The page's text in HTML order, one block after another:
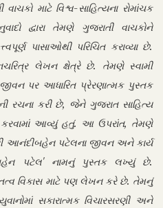
માટે વિશ્વ-સાહિત્યના રોમાંચક
દ્વારા તેમણે ગુજરાતી વાચકોને
પાસાઓથી પરિચિત કરાવ્યા છે.
લેખન ક્ષેત્રે છે. તેમણે સ્વામી
પર આધારિત પ્રેરણાત્મક પુસ્તક
રચના કરી છે, જેને ગુજરાત સાહિત્ય
કરવામાં આવ્યું હતું. આ ઉપરાંત, તેમણે
આનંદીબહેન પટેલના જીવન અને કાર્ય
પટેલ' નામનું પુસ્તક લખ્યું છે.
વિકાસ માટે પણ લેખન કરે છે. તેમનું
સકારાત્મક વિચારસરણી અને